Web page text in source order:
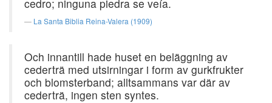
cedro; ninguna piedra se veía.
La Santa Biblia Reina-Valera (1909)
Och innantill hade huset en beläggning av
cederträ med utsirningar i form av gurkfrukter
och blomsterband; alltsammans var där av
cederträ, ingen sten syntes.